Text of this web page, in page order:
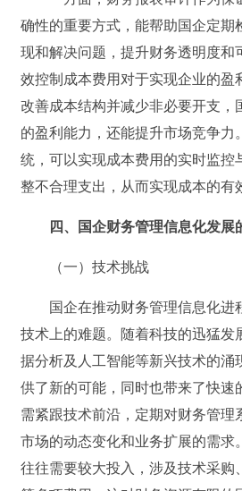
确性的重要方式，能帮助国企定期
现和解决问题，提升财务透明度和
效控制成本费用对于实现企业的盈
改善成本结构并减少非必要开支，
的盈利能力，还能提升市场竞争力
统，可以实现成本费用的实时监控
整不合理支出，从而实现成本的有
四、国企财务管理信息化发展
（一）技术挑战
国企在推动财务管理信息化进
技术上的难题。随着科技的迅猛发
据分析及人工智能等新兴技术的涌
供了新的可能，同时也带来了快速
需紧跟技术前沿，定期对财务管理
市场的动态变化和业务扩展的需求
往往需要较大投入，涉及技术采购